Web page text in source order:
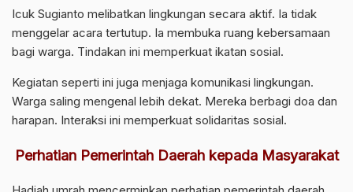
Icuk Sugianto melibatkan lingkungan secara aktif. Ia tidak
menggelar acara tertutup. Ia membuka ruang kebersamaan
bagi warga. Tindakan ini memperkuat ikatan sosial.
Kegiatan seperti ini juga menjaga komunikasi lingkungan.
Warga saling mengenal lebih dekat. Mereka berbagi doa dan
harapan. Interaksi ini memperkuat solidaritas sosial.
Perhatian Pemerintah Daerah kepada Masyarakat